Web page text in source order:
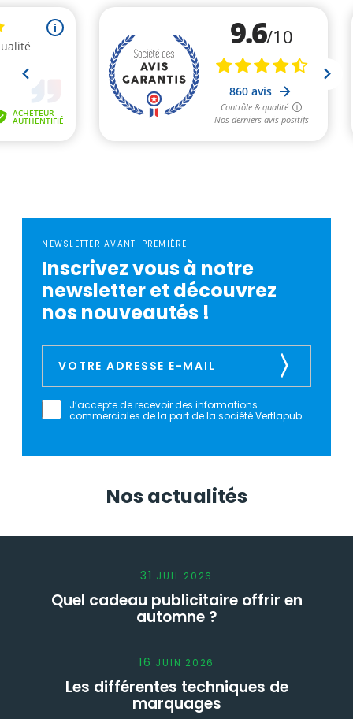
NEWSLETTER AVANT-PREMIÈRE
Inscrivez vous à notre
newsletter et découvrez
nos nouveautés !
J’accepte de recevoir des informations
commerciales de la part de la société Vertlapub
Nos actualités
31 JUIL 2026
Quel cadeau publicitaire offrir en
automne ?
16 JUIN 2026
Les différentes techniques de
marquages